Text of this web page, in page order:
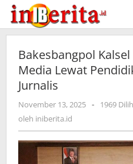
Lewati
konten
Bakesbangpol
Media Lewat
Jurnalis
November 13, 2025 oleh
-
1969
oleh iniberita.id